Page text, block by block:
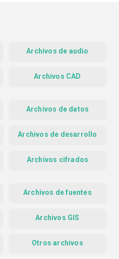
Archivos de audio
Archivos CAD
Archivos de datos
Archivos de desarrollo
Archivos cifrados
Archivos de fuentes
Archivos GIS
Otros archivos